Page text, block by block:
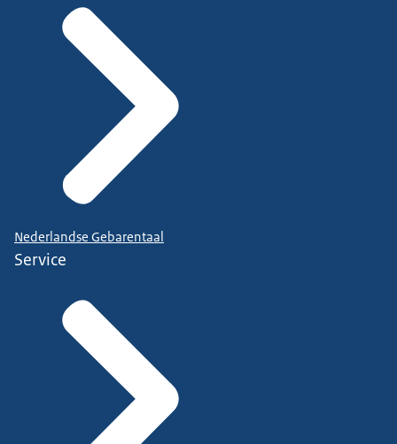
Nederlandse Gebarentaal
Service